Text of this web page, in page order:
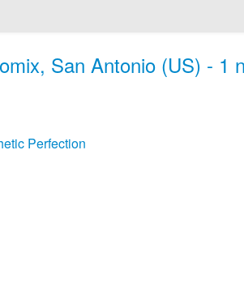
San Antonio (US) - 1
Perfection